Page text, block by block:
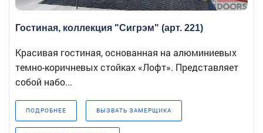
Гостиная, коллекция "Сигрэм" (арт. 221)
Красивая гостиная, основанная на алюминиевых
темно-коричневых стойках «Лофт». Представляет
собой набо...
ПОДРОБНЕЕ ВЫЗВАТЬ ЗАМЕРЩИКА